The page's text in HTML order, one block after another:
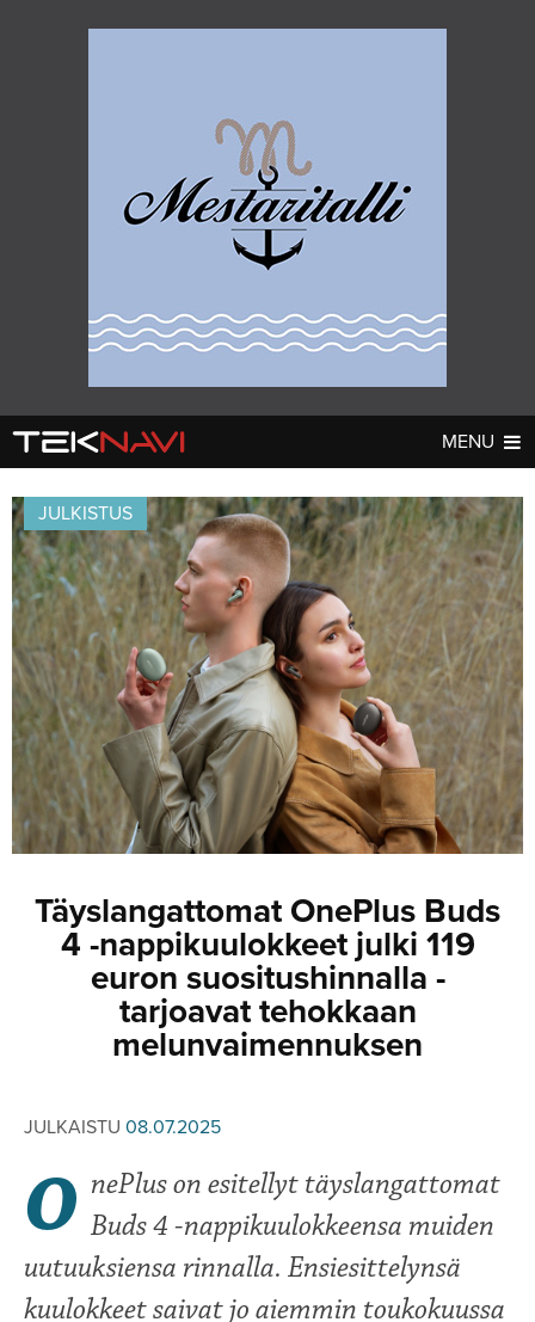
MENU
AUTOT▼
UUTISET
JULKISTUKSET
AJETUT
KOMMENTTI
DIGI▼
UUTISET
JULKISTUKSET
HUHUT
TESTIT
KOMMENTTI
VIDEOT
KILPAILUT
VIDEOT
TV-OHJELMA
HAKU
Hae
JULKISTUS
Täyslangattomat OnePlus Buds
4 -nappikuulokkeet julki 119
euron suositushinnalla -
tarjoavat tehokkaan
melunvaimennuksen
JULKAISTU 08.07.2025
O nePlus on esitellyt täyslangattomat
Buds 4 -nappikuulokkeensa muiden
uutuuksiensa rinnalla. Ensiesittelynsä
kuulokkeet saivat jo aiemmin toukokuussa